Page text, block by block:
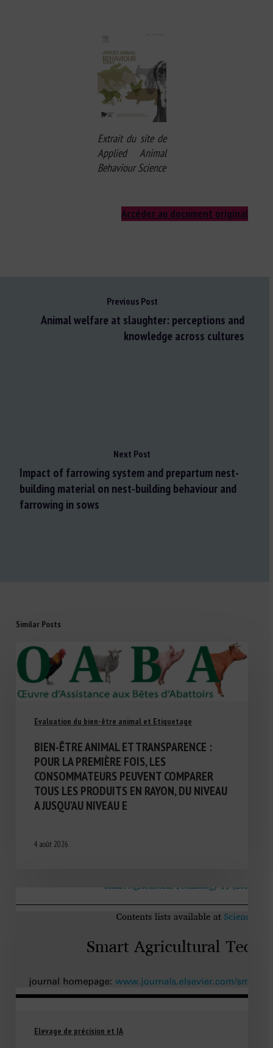
Extrait du site de
Applied Animal
Behaviour Science
Accéder au document original
Previous Post
Animal welfare at slaughter: perceptions and
knowledge across cultures
Next Post
Impact of farrowing system and prepartum nest-
building material on nest-building behaviour and
farrowing in sows
Similar Posts
Evaluation du bien-être animal et Etiquetage
BIEN-ÊTRE ANIMAL ET TRANSPARENCE :
POUR LA PREMIÈRE FOIS, LES
CONSOMMATEURS PEUVENT COMPARER
TOUS LES PRODUITS EN RAYON, DU NIVEAU
A JUSQU’AU NIVEAU E
4 août 2026
Elevage de précision et IA